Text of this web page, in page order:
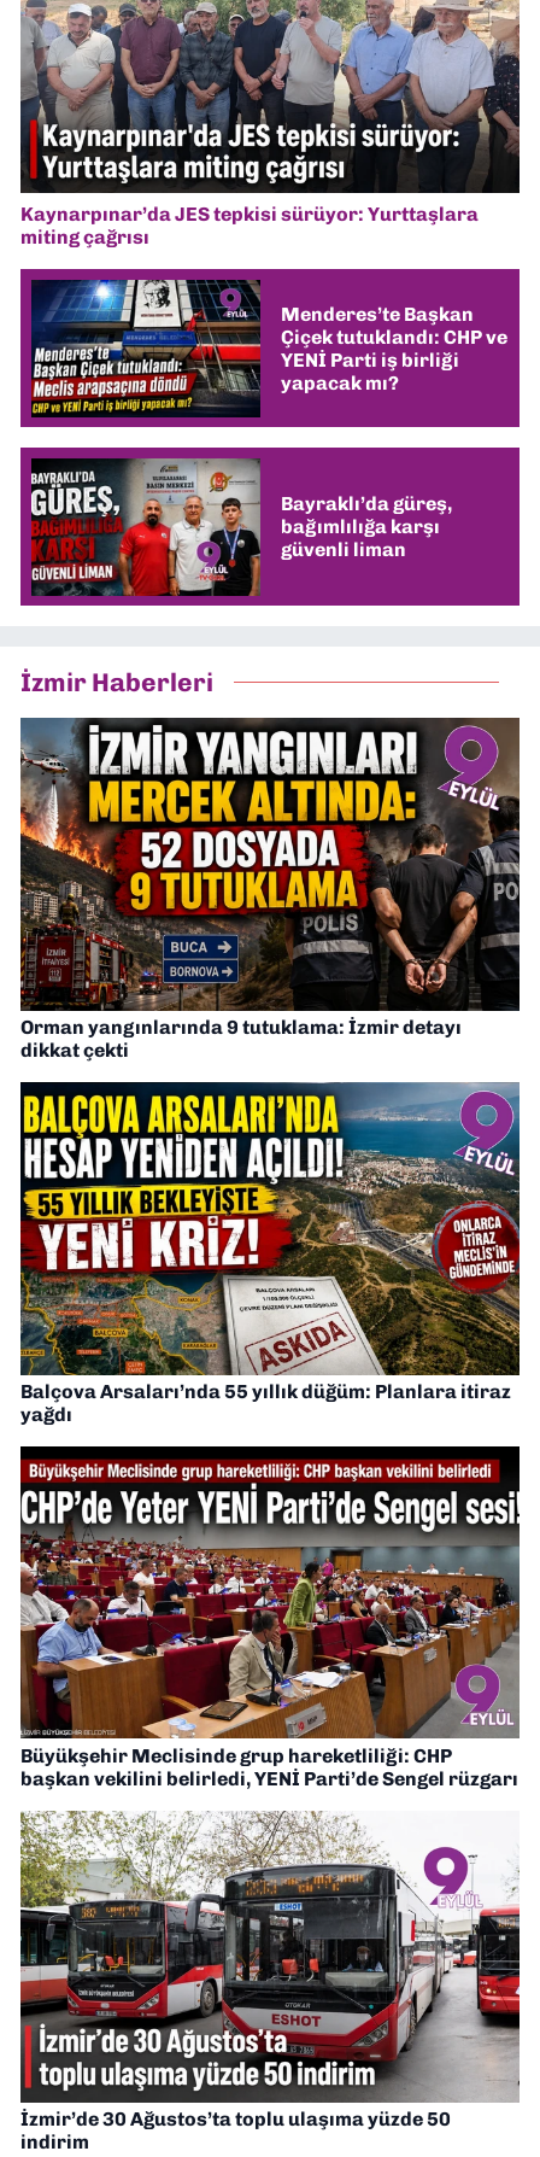
Kaynarpınar’da JES tepkisi sürüyor: Yurttaşlara
miting çağrısı
Menderes’te Başkan
Çiçek tutuklandı: CHP ve
YENİ Parti iş birliği
yapacak mı?
Bayraklı’da güreş,
bağımlılığa karşı
güvenli liman
İzmir Haberleri
Orman yangınlarında 9 tutuklama: İzmir detayı
dikkat çekti
Balçova Arsaları’nda 55 yıllık düğüm: Planlara itiraz
yağdı
Büyükşehir Meclisinde grup hareketliliği: CHP
başkan vekilini belirledi, YENİ Parti’de Sengel rüzgarı
İzmir’de 30 Ağustos’ta toplu ulaşıma yüzde 50
indirim